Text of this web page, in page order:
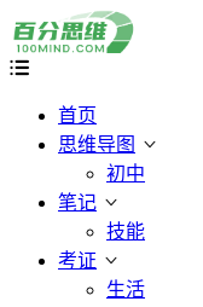
首页
思维导图
初中
笔记
技能
考证
生活